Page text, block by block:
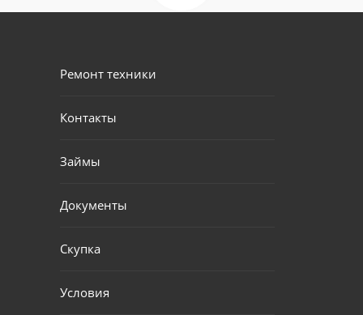
Ремонт техники
Контакты
Займы
Документы
Скупка
Условия